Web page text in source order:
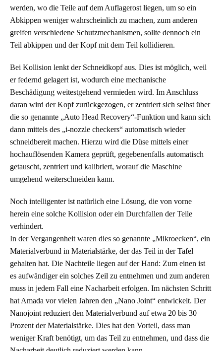
werden, wo die Teile auf dem Auflagerost liegen, um so ein
Abkippen weniger wahrscheinlich zu machen, zum anderen
greifen verschiedene Schutzmechanismen, sollte dennoch ein
Teil abkippen und der Kopf mit dem Teil kollidieren.
Bei Kollision lenkt der Schneidkopf aus. Dies ist möglich, weil
er federnd gelagert ist, wodurch eine mechanische
Beschädigung weitestgehend vermieden wird. Im Anschluss
daran wird der Kopf zurückgezogen, er zentriert sich selbst über
die so genannte „Auto Head Recovery“-Funktion und kann sich
dann mittels des „i-nozzle checkers“ automatisch wieder
schneidbereit machen. Hierzu wird die Düse mittels einer
hochauflösenden Kamera geprüft, gegebenenfalls automatisch
getauscht, zentriert und kalibriert, worauf die Maschine
umgehend weiterschneiden kann.
Noch intelligenter ist natürlich eine Lösung, die von vorne
herein eine solche Kollision oder ein Durchfallen der Teile
verhindert.
In der Vergangenheit waren dies so genannte „Mikroecken“, ein
Materialverbund in Materialstärke, der das Teil in der Tafel
gehalten hat. Die Nachteile liegen auf der Hand: Zum einen ist
es aufwändiger ein solches Zeil zu entnehmen und zum anderen
muss in jedem Fall eine Nacharbeit erfolgen. Im nächsten Schritt
hat Amada vor vielen Jahren den „Nano Joint“ entwickelt. Der
Nanojoint reduziert den Materialverbund auf etwa 20 bis 30
Prozent der Materialstärke. Dies hat den Vorteil, dass man
weniger Kraft benötigt, um das Teil zu entnehmen, und dass die